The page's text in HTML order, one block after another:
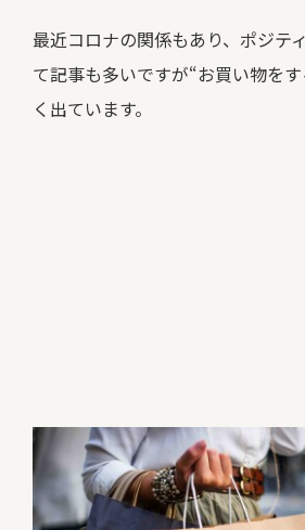
最近コロナの関係もあり、ポジテ
て記事も多いですが“お買い物を
く出ています。